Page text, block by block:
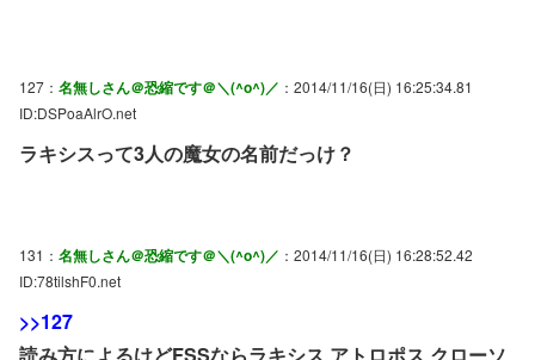
127： 名無しさん＠恐縮です＠＼(^o^)／ ：2014/11/16(日) 16:25:34.81
ID:DSPoaAlrO.net
ラキシスって3人の魔女の名前だっけ？
131： 名無しさん＠恐縮です＠＼(^o^)／ ：2014/11/16(日) 16:28:52.42
ID:78tilshF0.net
>>127
読み方によるけどFSSならラキシス アトロポス クローソ